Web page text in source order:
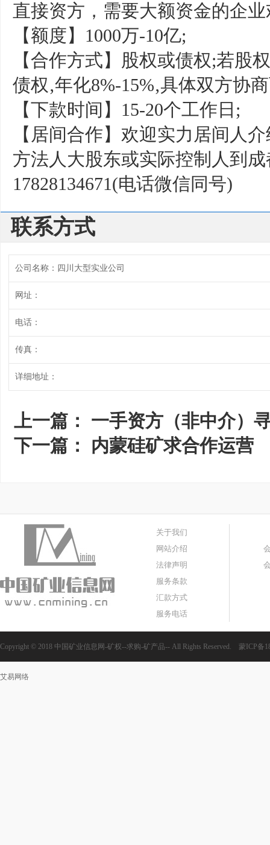
直接资方，需要大额资金的企
【额度】1000万-10亿;
【合作方式】股权或债权;若股
债权‚年化8%-15%‚具体双方协
【下款时间】15-20个工作日;
【居间合作】欢迎实力居间人
方法人大股东或实际控制人到
17828134671(电话微信同号)
联系方式
公司名称：四川大型实业公司
网址：
电话：
传真：
详细地址：
上一篇： 一手资方（非中介）
下一篇： 内蒙硅矿求合作运营
关于我们
网站介绍
法律声明
服务条款
汇款方式
服务电话
Copyright © 2018 中国矿业信息网-矿权--求购-矿产品-- All Rights Reserved. 蒙ICP备
艾易网络